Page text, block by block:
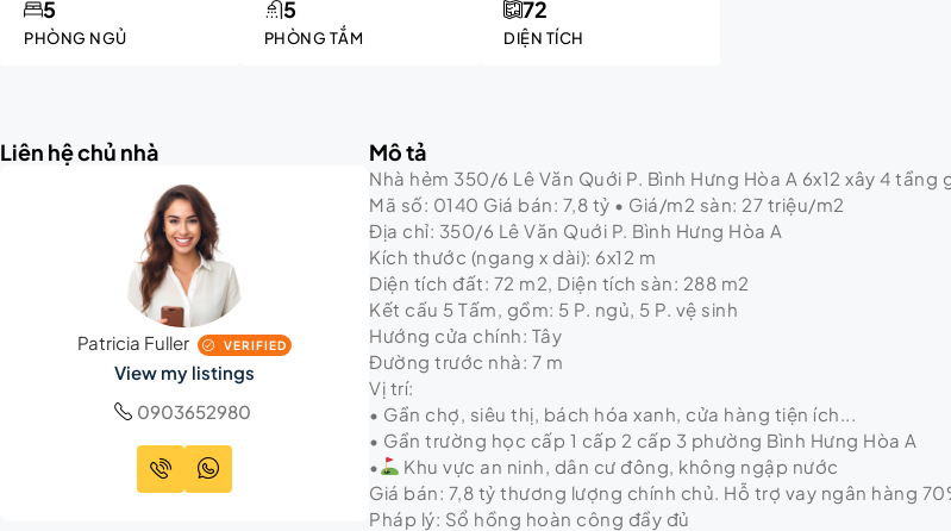
PHÒNG NGỦ
5
PHÒNG TẮM
5
DIỆN TÍCH
72
Liên hệ chủ nhà
Patricia Fuller VERIFIED
View my listings
0903652980
Mô tả
Nhà hẻm 350/6 Lê Văn Quới P. Bình Hưng Hòa A 6x12 xây 4 tầng
Mã số: 0140 Giá bán: 7,8 tỷ • Giá/m2 sàn: 27 triệu/m2
Địa chỉ: 350/6 Lê Văn Quới P. Bình Hưng Hòa A
Kích thước (ngang x dài): 6x12 m
Diện tích đất: 72 m2, Diện tích sàn: 288 m2
Kết cấu 5 Tấm, gồm: 5 P. ngủ, 5 P. vệ sinh
Hướng cửa chính: Tây
Đường trước nhà: 7 m
Vị trí:
• Gần chợ, siêu thị, bách hóa xanh, cửa hàng tiện ích...
• Gần trường học cấp 1 cấp 2 cấp 3 phường Bình Hưng Hòa A
•
Khu vực an ninh, dân cư đông, không ngập nước
Giá bán: 7,8 tỷ thương lượng chính chủ. Hỗ trợ vay ngân hàng
Pháp lý: Sổ hồng hoàn công đầy đủ